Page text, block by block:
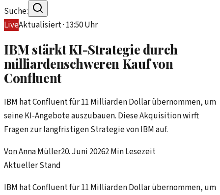
Suche:
LiveAktualisiert · 13:50Uhr
IBM stärkt KI-Strategie durch
milliardenschweren Kauf von
Confluent
IBM hat Confluent für 11 Milliarden Dollar übernommen, um
seine KI-Angebote auszubauen. Diese Akquisition wirft
Fragen zur langfristigen Strategie von IBM auf.
VonAnna Müller20. Juni 20262Min Lesezeit
Aktueller Stand
IBM hat Confluent für 11 Milliarden Dollar übernommen, um